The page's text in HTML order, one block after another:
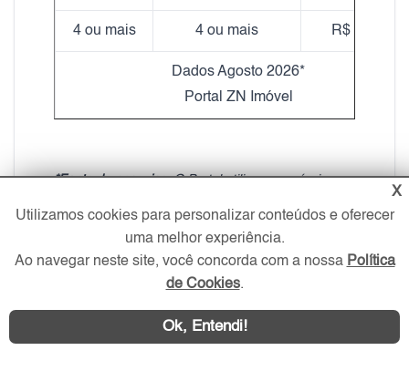
4 ou mais 4 ou mais R$ 20,48
Dados Agosto 2026*
Portal ZN Imóvel
*Fonte de pesquisa:O Portal utiliza seu próprio
de preços apresentada na tabela. A análise
considera imóveis com as mesmas características
em relação ao bairro, número de dormitórios e
vagas. No entanto, os valores podem variar devido
X
Utilizamos cookies para personalizar conteúdos e oferecer
uma melhor experiência.
Ao navegar neste site, você concorda com a nossa Política
de Cookies.
Ok, Entendi!